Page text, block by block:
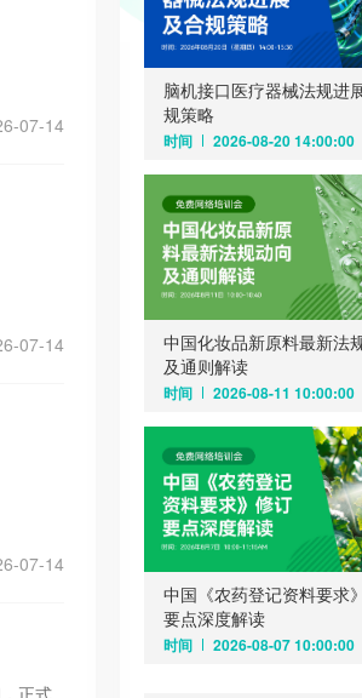
07-14
07-14
07-14
正式
脑机接口医疗器械法规进
规策略
时间 2026-08-20 14:00:00
中国化妆品新原料最新法
及通则解读
时间 2026-08-11 10:00:00
中国《农药登记资料要求
要点深度解读
时间 2026-08-07 10:00:00